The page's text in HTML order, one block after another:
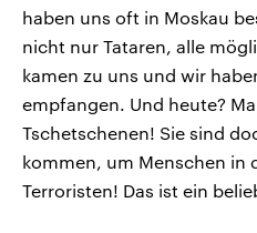
haben uns oft in Moskau
nicht nur Tataren, alle
kamen zu uns und wir
empfangen. Und heute?
Tschetschenen! Sie sind
kommen, um Menschen in
Terroristen! Das ist ein